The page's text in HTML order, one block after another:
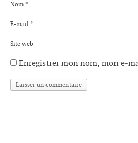
Nom*
E-mail *
Site web
Enregistrer mon nom, mon e-